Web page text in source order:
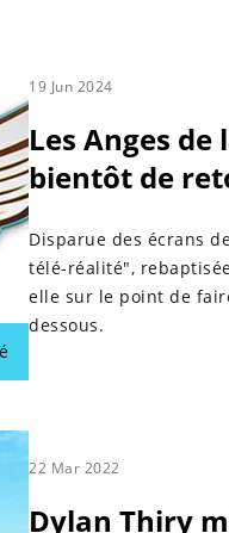
saison a commencé
19 Jun 2024
Les Anges
bientôt de
Disparue des écrans
télé-réalité",
elle sur le point de
dessous.
22 Mar 2022
Dylan Thiry